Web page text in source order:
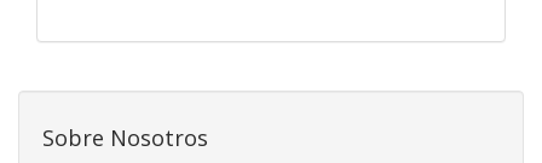
Sobre Nosotros